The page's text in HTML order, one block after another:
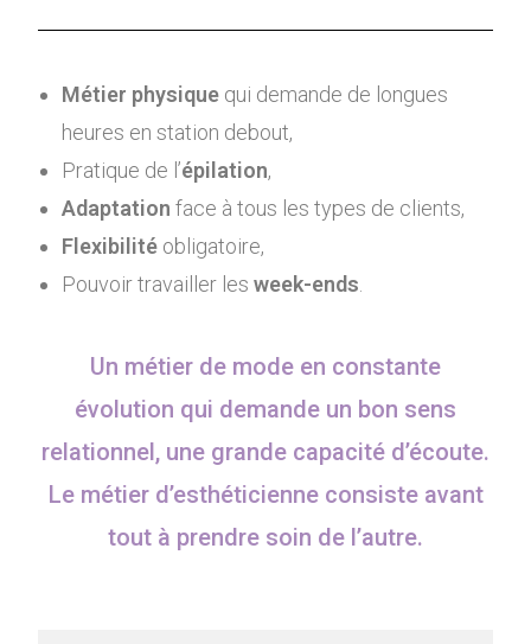
Métier physique qui demande de longues
heures en station debout,
Pratique de l’épilation,
Adaptation face à tous les types de clients,
Flexibilité obligatoire,
Pouvoir travailler lesweek-ends
Un métier de mode en constante
évolution qui demande un bon sens
relationnel, une grande capacité d’écoute.
Le métier d’esthéticienne consiste avant
tout à prendre soin de l’autre.